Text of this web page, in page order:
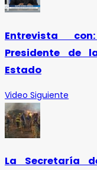
Entrevista
Presidente de
Estado
Video Siguiente
La Secretaría